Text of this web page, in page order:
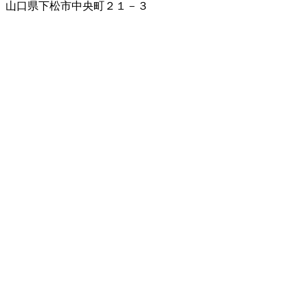
山口県下松市中央町２１－３